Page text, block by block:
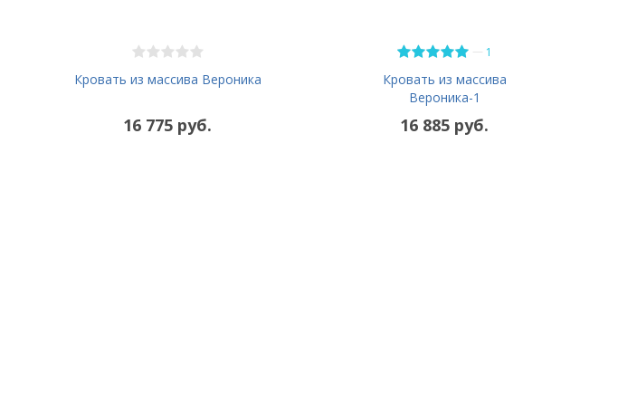
Кровать из массива Вероника
16 775 руб.
— 1
Кровать из массива
Вероника-1
16 885 руб.